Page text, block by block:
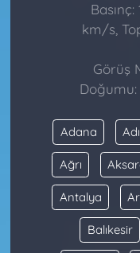
km/s,
Görüş
Doğumu:
Adana
Ağrı
Antalya
Balıkesir